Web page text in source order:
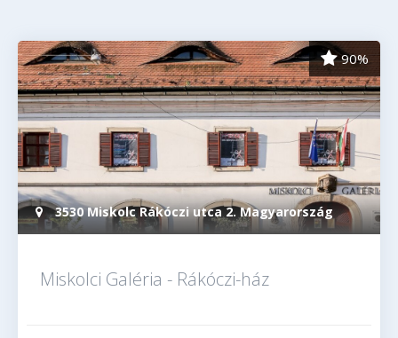
3530 Miskolc Rákóczi utca 2. Magyarország
90%
Miskolci Galéria - Rákóczi-ház